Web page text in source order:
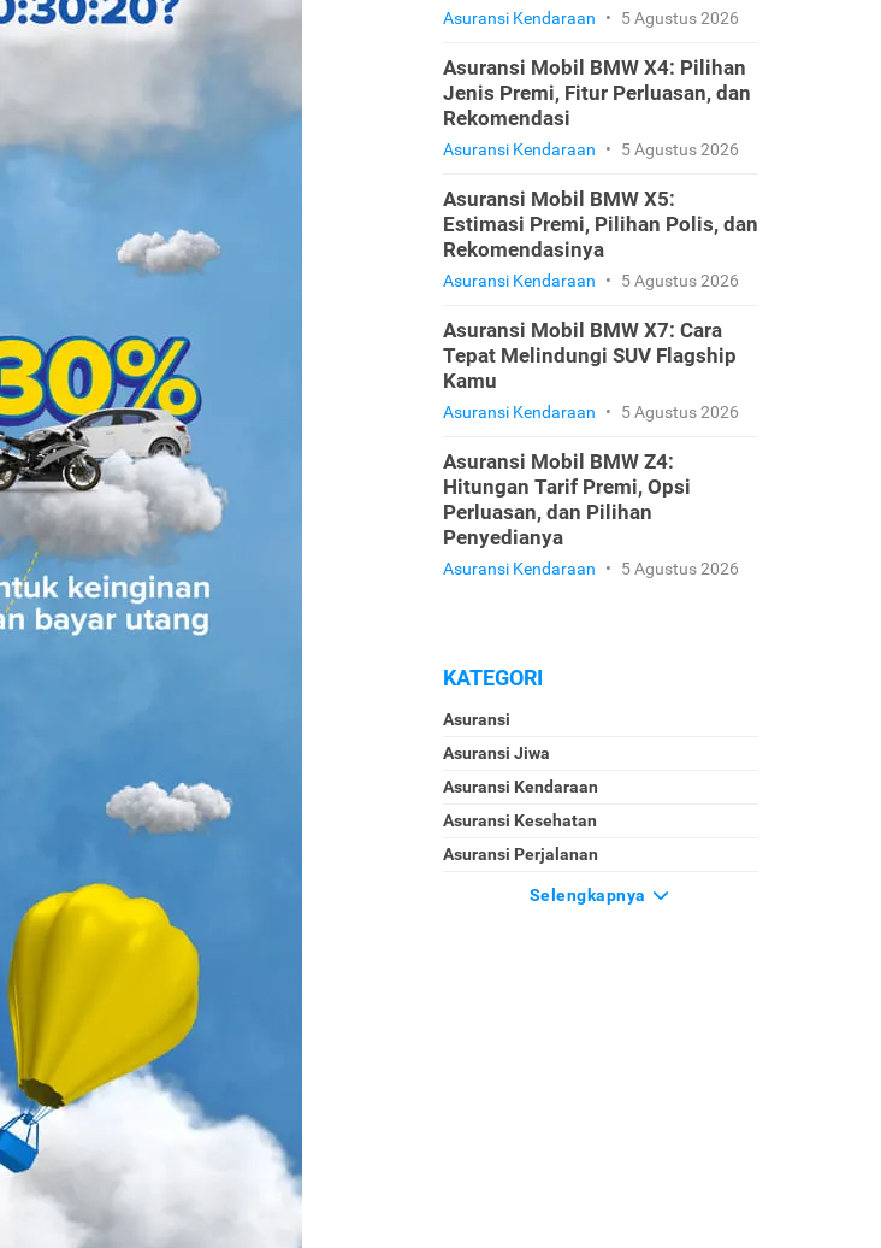
Asuransi Kendaraan • 5 Agustus 2026
Asuransi Mobil BMW X4: Pilihan
Jenis Premi, Fitur Perluasan, dan
Rekomendasi
Asuransi Kendaraan • 5 Agustus 2026
Asuransi Mobil BMW X5:
Estimasi Premi, Pilihan Polis, dan
Rekomendasinya
Asuransi Kendaraan • 5 Agustus 2026
Asuransi Mobil BMW X7: Cara
Tepat Melindungi SUV Flagship
Kamu
Asuransi Kendaraan • 5 Agustus 2026
Asuransi Mobil BMW Z4:
Hitungan Tarif Premi, Opsi
Perluasan, dan Pilihan
Penyedianya
Asuransi Kendaraan • 5 Agustus 2026
KATEGORI
Asuransi
Asuransi Jiwa
Asuransi Kendaraan
Asuransi Kesehatan
Asuransi Perjalanan
Selengkapnya